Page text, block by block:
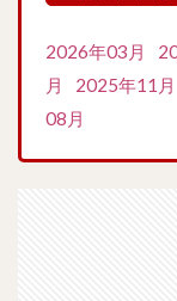
2026年03月
月
2025年11月
08月